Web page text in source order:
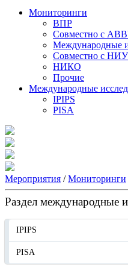
Мониторинги
ВПР
Совместно с
Международные
Совместно с
НИКО
Прочие
Международные
IPIPS
PISA
Мероприятия /Мониторинги
Раздел международные
IPIPS
PISA